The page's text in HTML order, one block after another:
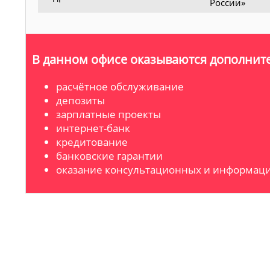
В данном офисе оказываются
расчётное обслуживание
депозиты
зарплатные проекты
интернет-банк
кредитование
банковские гарантии
оказание консультационных и